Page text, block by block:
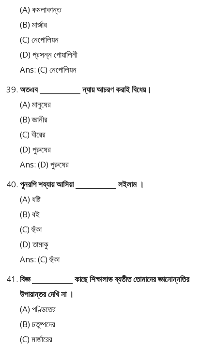
(A) কমলাকান্ত
(B) মার্জার
(C) নেপোলিয়ন
(D) প্রসন্ন গোয়ালিনী
Ans: (C) নেপোলিয়ন
অতএব ____________ ন্যায় আচরণ করাই বিধেয়।
(A) মানুষের
(B) জ্ঞানীর
(C) বীরের
(D) পুরুষের
Ans: (D) পুরুষের
পুনরপি শয্যায় আসিয়া ____________ লইলাম ।
(A) যষ্টি
(B) বই
(C) হুঁকা
(D) তামাকু
Ans: (C) হুঁকা
বিজ্ঞ ____________ কাছে শিক্ষালাভ ব্যতীত তোমাদের জ্ঞানোন্নতির
উপায়ান্তর দেখি না ।
(A) পণ্ডিতের
(B) চতুষ্পদের
(C) মার্জারের